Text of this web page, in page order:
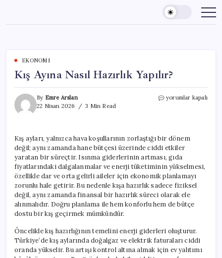
content
EKONOMI
Kış Ayına Nasıl Hazırlık Yapılır?
By Emre Arslan
22 Nisan 2026
3 Min Read
Kış
için
yorumlar kapalı
Kış ayları, yalnızca hava koşullarının zorlaştığı bir dönem
değil; aynı zamanda hane bütçesi üzerinde ciddi etkiler
yaratan bir süreçtir. Isınma giderlerinin artması, gıda
fiyatlarındaki dalgalanmalar ve enerji tüketiminin yükselmesi,
özellikle dar ve orta gelirli aileler için ekonomik planlamayı
zorunlu hale getirir. Bu nedenle kışa hazırlık sadece fiziksel
değil, aynı zamanda finansal bir hazırlık süreci olarak ele
alınmalıdır. Doğru planlama ile hem konforlu hem de bütçe
dostu bir kış geçirmek mümkündür.
Öncelikle kış hazırlığının temelini enerji giderleri oluşturur.
Türkiye’de kış aylarında doğalgaz ve elektrik faturaları ciddi
oranda yükselir. Bu artışı kontrol altına almak için ev yalıtımı